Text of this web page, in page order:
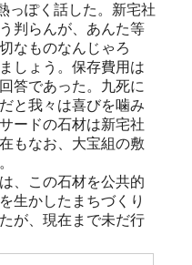
っぽく話した。新宅社
判らんが、あんた等
なものなんじゃろ
しょう。保存費用は
答であった。九死に
と我々は喜びを噛み
ードの石材は新宅社
もなお、大宝組の敷
、この石材を公共的
生かしたまちづくり
が、現在まで未だ行